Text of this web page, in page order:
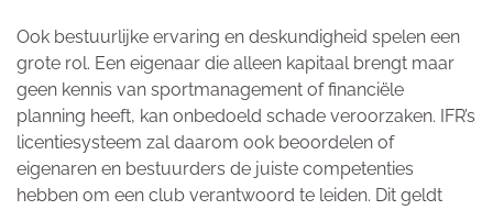
Ook bestuurlijke ervaring en deskundigheid spelen een
grote rol. Een eigenaar die alleen kapitaal brengt maar
geen kennis van sportmanagement of financiële
planning heeft, kan onbedoeld schade veroorzaken. IFR’s
licentiesysteem zal daarom ook beoordelen of
eigenaren en bestuurders de juiste competenties
hebben om een club verantwoord te leiden. Dit geldt